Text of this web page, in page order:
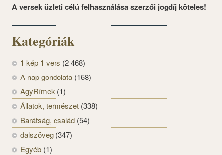
A versek üzleti célú felhasználása szerzői jogdíj köteles!
Kategóriák
1 kép 1 vers (2 468)
A nap gondolata (158)
AgyRímek (1)
Állatok, természet (338)
Barátság, család (54)
dalszöveg (347)
Egyéb (1)